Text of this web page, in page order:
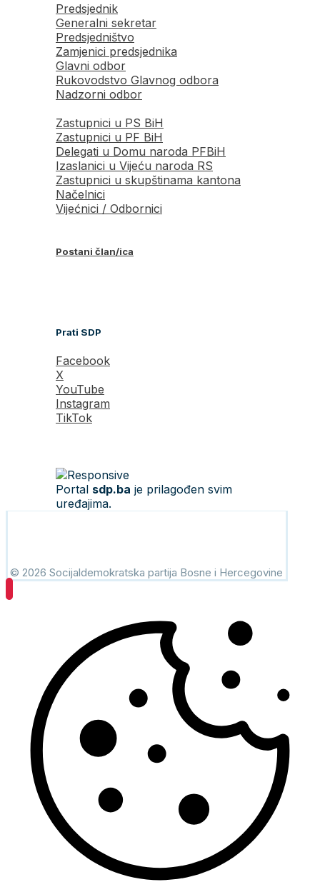
Predsjednik
Generalni sekretar
Predsjedništvo
Zamjenici predsjednika
Glavni odbor
Rukovodstvo Glavnog odbora
Nadzorni odbor
Zastupnici u PS BiH
Zastupnici u PF BiH
Delegati u Domu naroda PFBiH
Izaslanici u Vijeću naroda RS
Zastupnici u skupštinama kantona
Načelnici
Vijećnici / Odbornici
Postani član/ica
Prati SDP
Facebook
X
YouTube
Instagram
TikTok
Portal sdp.ba je prilagođen svim
uređajima.
© 2026 Socijaldemokratska partija Bosne i Hercegovine